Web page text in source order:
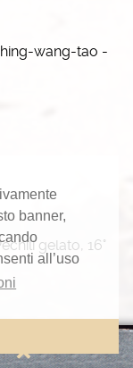
banner,
all’uso
wang-tao -
gelato, 16°